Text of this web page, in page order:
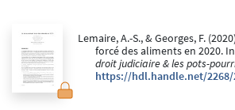
Lemaire, A.-S., & Georges, F.
forcé des aliments en 2020. In
droit judiciaire & les pots-
https://hdl.handle.net/2268/